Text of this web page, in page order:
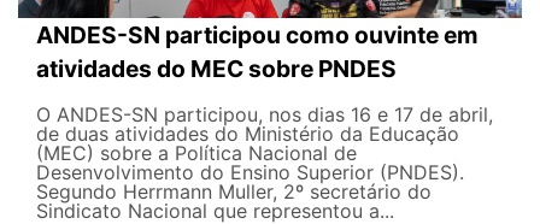
ANDES-SN participou como ouvinte em
atividades do MEC sobre PNDES
O ANDES-SN participou, nos dias 16 e 17 de abril,
de duas atividades do Ministério da Educação
(MEC) sobre a Política Nacional de
Desenvolvimento do Ensino Superior (PNDES).
Segundo Herrmann Muller, 2º secretário do
Sindicato Nacional que representou a...